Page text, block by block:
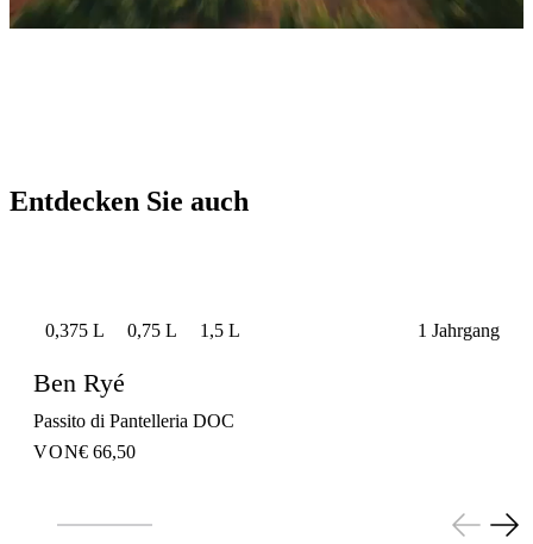
Entdecken Sie auch
0,375 L 0,75 L 1,5 L 1 Jahrgang
Ben Ryé
Passito di Pantelleria DOC
VON€ 66,50